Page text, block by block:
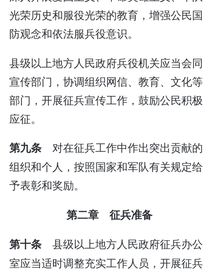
光荣历史和服役光荣的教育，增强公民国
防观念和依法服兵役意识。
县级以上地方人民政府兵役机关应当会同
宣传部门，协调组织网信、教育、文化等
部门，开展征兵宣传工作，鼓励公民积极
应征。
第九条 对在征兵工作中作出突出贡献的
组织和个人，按照国家和军队有关规定给
予表彰和奖励。
第二章 征兵准备
第十条 县级以上地方人民政府征兵办公
室应当适时调整充实工作人员，开展征兵